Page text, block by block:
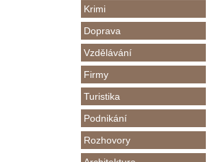
Krimi
Doprava
Vzdělávání
Firmy
Turistika
Podnikání
Rozhovory